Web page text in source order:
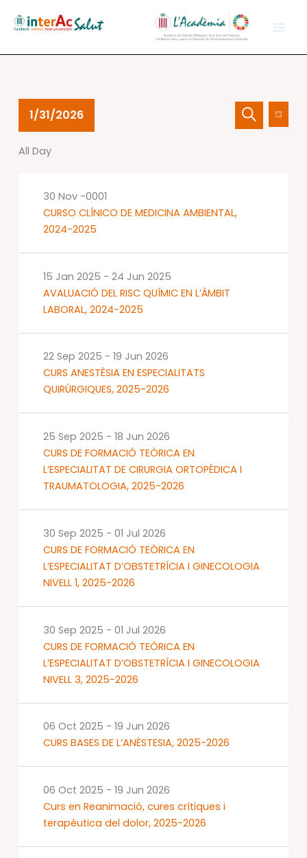
Events
Jan
Events
SearchSearch
Event
Views
Day
1/31/2026
date.
All Day
CURSO CLÍNICO DE MEDICINA AMBIENTAL,
2024-2025
30 Nov -0001
AVALUACIÓ DEL RISC QUÍMIC EN L’ÀMBIT
LABORAL, 2024-2025
15 Jan 2025 - 24 Jun 2025
CURS ANESTÈSIA EN ESPECIALITATS
QUIRÚRGIQUES, 2025-2026
22 Sep 2025 - 19 Jun 2026
CURS DE FORMACIÓ TEÒRICA EN
L’ESPECIALITAT DE CIRURGIA ORTOPÈDICA I
TRAUMATOLOGIA, 2025-2026
25 Sep 2025 - 18 Jun 2026
CURS DE FORMACIÓ TEÒRICA EN
L’ESPECIALITAT D’OBSTETRÍCIA I GINECOLOGIA
NIVELL 1, 2025-2026
30 Sep 2025 - 01 Jul 2026
CURS DE FORMACIÓ TEÒRICA EN
L’ESPECIALITAT D’OBSTETRÍCIA I GINECOLOGIA
NIVELL 3, 2025-2026
30 Sep 2025 - 01 Jul 2026
CURS BASES DE L’ANÈSTESIA, 2025-2026
06 Oct 2025 - 19 Jun 2026
Curs en Reanimació, cures crítiques i
terapèutica del dolor, 2025-2026
06 Oct 2025 - 19 Jun 2026